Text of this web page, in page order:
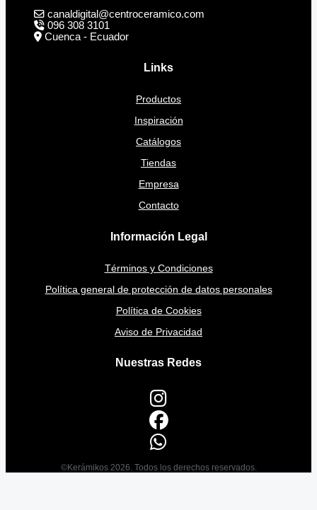
canaldigital@centroceramico.com
096 308 3101
Cuenca - Ecuador
Links
Productos
Inspiración
Catálogos
Tiendas
Empresa
Contacto
Información Legal
Términos y Condiciones
Política general de protección de datos personales
Política de Cookies
Aviso de Privacidad
Nuestras Redes
©Kerámikos 2026. Todos los derechos reservados.